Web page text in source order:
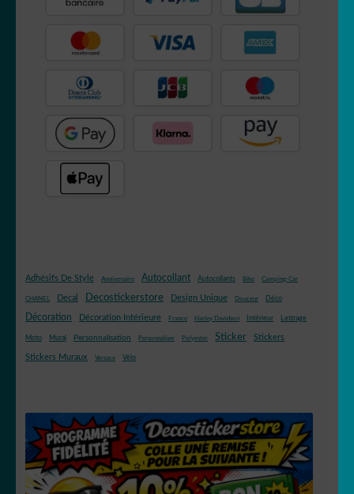
Adhésifs De Style Anniversaire Autocollant Autocollants Bike Camping-Car
CHANEL Decal Decostickerstore Design Unique Douceur Déco
Décoration Décoration Intérieure France Harley Davidson Intérieur Lettrage
Moto Mural Personnalisation Personnaliser Polyester Sticker Stickers
Stickers Muraux Versace Vélo